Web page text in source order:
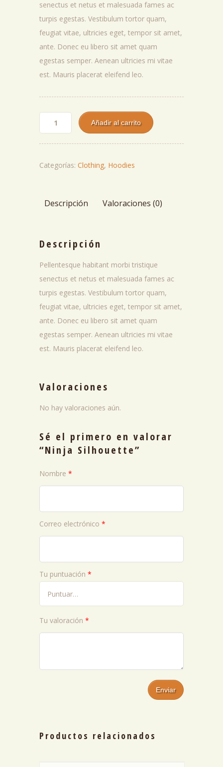
senectus et netus et malesuada fames ac
turpis egestas. Vestibulum tortor quam,
feugiat vitae, ultricies eget, tempor sit amet,
ante. Donec eu libero sit amet quam
egestas semper. Aenean ultricies mi vitae
est. Mauris placerat eleifend leo.
Ninja Añadir al carrito
Categorías: Clothing, Hoodies
Descripción Valoraciones (0)
Descripción
Pellentesque habitant morbi tristique
senectus et netus et malesuada fames ac
turpis egestas. Vestibulum tortor quam,
feugiat vitae, ultricies eget, tempor sit amet,
ante. Donec eu libero sit amet quam
egestas semper. Aenean ultricies mi vitae
est. Mauris placerat eleifend leo.
Valoraciones
No hay valoraciones aún.
Sé el primero en valorar
“Ninja Silhouette”
Nombre *
Correo electrónico *
Tu puntuación *
Tu valoración *
Productos relacionados